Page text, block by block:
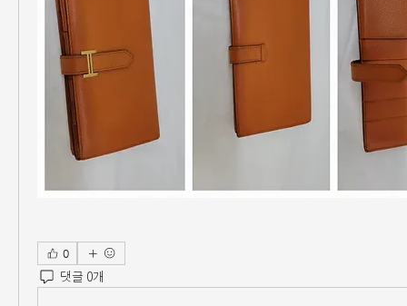
0
댓글 0개